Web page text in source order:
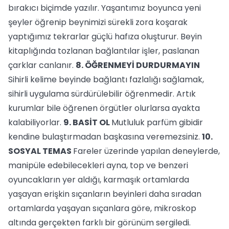
bırakıcı biçimde yazılır. Yaşantımız boyunca yeni
şeyler öğrenip beynimizi sürekli zora koşarak
yaptığımız tekrarlar güçlü hafıza oluşturur. Beyin
kitaplığında tozlanan bağlantılar işler, paslanan
çarklar canlanır. 8. ÖĞRENMEYİ DURDURMAYIN
Sihirli kelime beyinde bağlantı fazlalığı sağlamak,
sihirli uygulama sürdürülebilir öğrenmedir. Artık
kurumlar bile öğrenen örgütler olurlarsa ayakta
kalabiliyorlar. 9. BASİT OLMutluluk parfüm gibidir
kendine bulaştırmadan başkasına veremezsiniz. 10.
SOSYAL TEMAS Fareler üzerinde yapılan deneylerde,
manipüle edebilecekleri ayna, top ve benzeri
oyuncakların yer aldığı, karmaşık ortamlarda
yaşayan erişkin sıçanların beyinleri daha sıradan
ortamlarda yaşayan sıçanlara göre, mikroskop
altında gerçekten farklı bir görünüm sergiledi.